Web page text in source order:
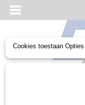
Cookies toestaan Opties